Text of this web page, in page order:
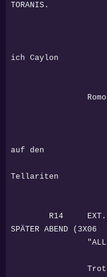
TORANIS.
Dann
ich Caylon
Romor nickt
Ich
auf den
Tellariten
R14 EXT.
SPÄTER ABEND
Trotz später